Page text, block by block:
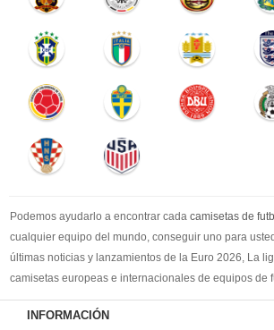
Podemos ayudarlo a encontrar cada camisetas de
cualquier equipo del mundo, conseguir uno para
últimas noticias y lanzamientos de la Euro 2026, La
camisetas europeas e internacionales de equipos de
Comprecamisetas de futbol baratasen la tienda
Europa. ¡Grandes ofertas en todas las camisetas del
INFORMACIÓN